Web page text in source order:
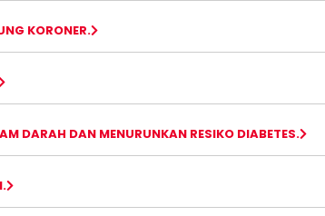
KORONER.
DARAH DAN MENURUNKAN RESIKO DIABETES.